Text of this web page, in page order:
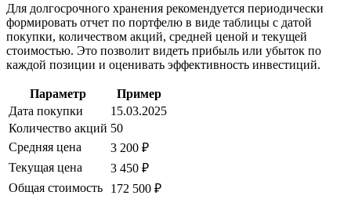
Для долгосрочного хранения рекомендуется периодически
формировать отчет по портфелю в виде таблицы с датой
покупки, количеством акций, средней ценой и текущей
стоимостью. Это позволит видеть прибыль или убыток по
каждой позиции и оценивать эффективность инвестиций.
Параметр
Пример
Дата покупки
15.03.2025
Количество акций 50
Средняя цена
3 200 ₽
Текущая цена
3 450 ₽
Общая стоимость
172 500 ₽